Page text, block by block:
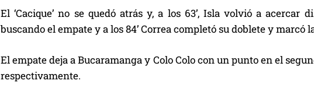
El ‘Cacique’ no se quedó atrás y, a los 63’, Isla volvió a
buscando el empate y a los 84’ Correa completó su doblete y marcó
El empate deja a Bucaramanga y Colo Colo con un punto en el
respectivamente.